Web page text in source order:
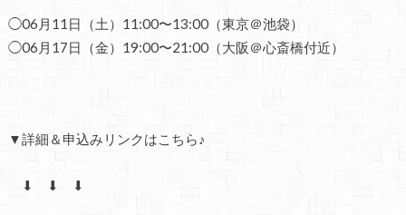
◯06月11日（土）11:00〜13:00（東京＠池袋）
◯06月17日（金）19:00〜21:00（大阪＠心斎橋付近）
▼詳細＆申込み リンクはこちら♪
⬇ ⬇ ⬇